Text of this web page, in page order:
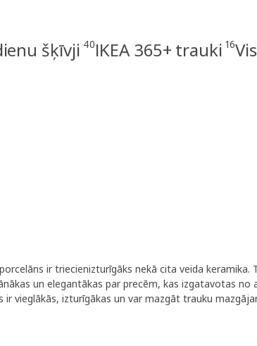
šķīvji 40IKEA 365+ trauki 16
ir triecienizturīgāks nekā cita veida keramika.
un elegantākas par precēm, kas izgatavotas no
ir vieglākās, izturīgākas un var mazgāt trauku